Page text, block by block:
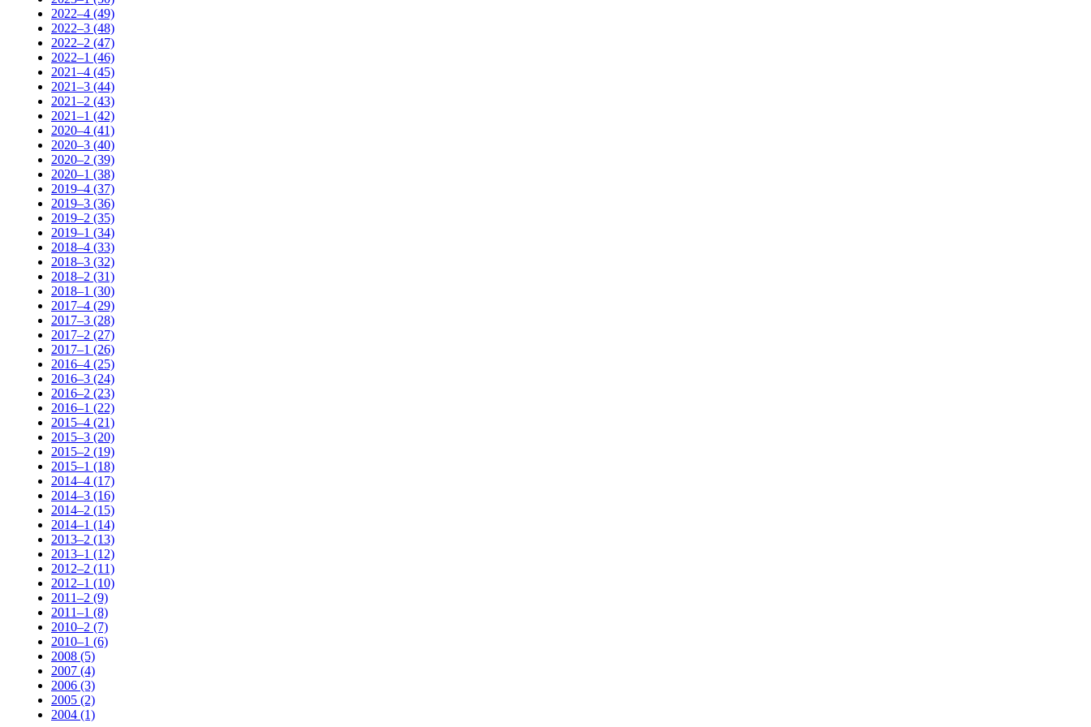
2022–4 (49)
2022–3 (48)
2022–2 (47)
2022–1 (46)
2021–4 (45)
2021–3 (44)
2021–2 (43)
2021–1 (42)
2020–4 (41)
2020–3 (40)
2020–2 (39)
2020–1 (38)
2019–4 (37)
2019–3 (36)
2019–2 (35)
2019–1 (34)
2018–4 (33)
2018–3 (32)
2018–2 (31)
2018–1 (30)
2017–4 (29)
2017–3 (28)
2017–2 (27)
2017–1 (26)
2016–4 (25)
2016–3 (24)
2016–2 (23)
2016–1 (22)
2015–4 (21)
2015–3 (20)
2015–2 (19)
2015–1 (18)
2014–4 (17)
2014–3 (16)
2014–2 (15)
2014–1 (14)
2013–2 (13)
2013–1 (12)
2012–2 (11)
2012–1 (10)
2011–2 (9)
2011–1 (8)
2010–2 (7)
2010–1 (6)
2008 (5)
2007 (4)
2006 (3)
2005 (2)
2004 (1)